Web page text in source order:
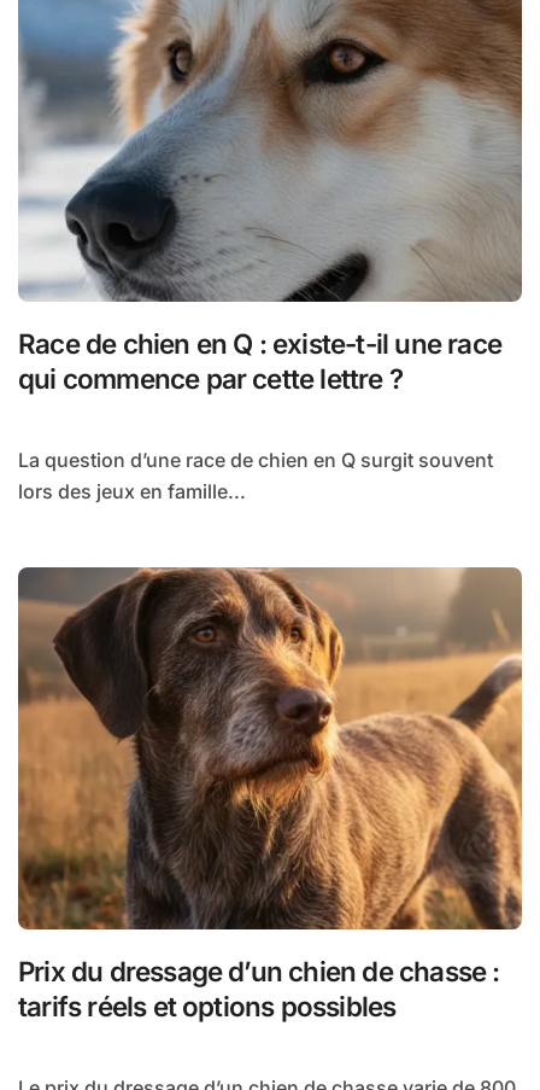
Race de chien en Q : existe-t-il une race
qui commence par cette lettre ?
La question d’une race de chien en Q surgit souvent
lors des jeux en famille...
Prix du dressage d’un chien de chasse :
tarifs réels et options possibles